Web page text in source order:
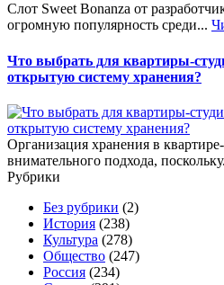
Слот Sweet Bonanza от
огромную популярность среди...
Что выбрать для квартиры-
открытую систему хранения?
Организация хранения в
внимательного подхода,
Рубрики
Без рубрики (2)
История (238)
Культура (278)
Общество (247)
Россия (234)